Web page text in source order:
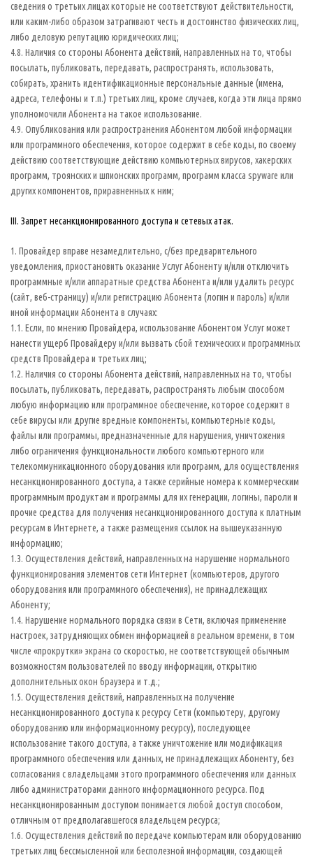
сведения о третьих лицах которые не соответствуют действительности,
или каким-либо образом затрагивают честь и достоинство физических лиц,
либо деловую репутацию юридических лиц;
4.8. Наличия со стороны Абонента действий, направленных на то, чтобы
посылать, публиковать, передавать, распространять, использовать,
собирать, хранить идентификационные персональные данные (имена,
адреса, телефоны и т.п.) третьих лиц, кроме случаев, когда эти лица прямо
уполномочили Абонента на такое использование.
4.9. Опубликования или распространения Абонентом любой информации
или программного обеспечения, которое содержит в себе коды, по своему
действию соответствующие действию компьютерных вирусов, хакерских
программ, троянских и шпионских программ, программ класса spyware или
других компонентов, приравненных к ним;
III. Запрет несанкционированного доступа и сетевых атак.
1. Провайдер вправе незамедлительно, с/без предварительного
уведомления, приостановить оказание Услуг Абоненту и/или отключить
программные и/или аппаратные средства Абонента и/или удалить ресурс
(сайт, веб-страницу) и/или регистрацию Абонента (логин и пароль) и/или
иной информации Абонента в случаях:
1.1. Если, по мнению Провайдера, использование Абонентом Услуг может
нанести ущерб Провайдеру и/или вызвать сбой технических и программных
средств Провайдера и третьих лиц;
1.2. Наличия со стороны Абонента действий, направленных на то, чтобы
посылать, публиковать, передавать, распространять любым способом
любую информацию или программное обеспечение, которое содержит в
себе вирусы или другие вредные компоненты, компьютерные коды,
файлы или программы, предназначенные для нарушения, уничтожения
либо ограничения функциональности любого компьютерного или
телекоммуникационного оборудования или программ, для осуществления
несанкционированного доступа, а также серийные номера к коммерческим
программным продуктам и программы для их генерации, логины, пароли и
прочие средства для получения несанкционированного доступа к платным
ресурсам в Интернете, а также размещения ссылок на вышеуказанную
информацию;
1.3. Осуществления действий, направленных на нарушение нормального
функционирования элементов сети Интернет (компьютеров, другого
оборудования или программного обеспечения), не принадлежащих
Абоненту;
1.4. Нарушение нормального порядка связи в Сети, включая применение
настроек, затрудняющих обмен информацией в реальном времени, в том
числе «прокрутки» экрана со скоростью, не соответствующей обычным
возможностям пользователей по вводу информации, открытию
дополнительных окон браузера и т.д.;
1.5. Осуществления действий, направленных на получение
несанкционированного доступа к ресурсу Сети (компьютеру, другому
оборудованию или информационному ресурсу), последующее
использование такого доступа, а также уничтожение или модификация
программного обеспечения или данных, не принадлежащих Абоненту, без
согласования с владельцами этого программного обеспечения или данных
либо администраторами данного информационного ресурса. Под
несанкционированным доступом понимается любой доступ способом,
отличным от предполагавшегося владельцем ресурса;
1.6. Осуществления действий по передаче компьютерам или оборудованию
третьих лиц бессмысленной или бесполезной информации, создающей